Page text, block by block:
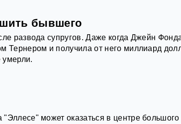
бывшего
развода супругов. Даже когда Джейн
Тернером и получила от него миллиард
умерли.
может оказаться в центре большого